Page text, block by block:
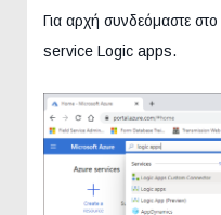
Για αρχή συνδεόμαστε στο
service Logic apps.